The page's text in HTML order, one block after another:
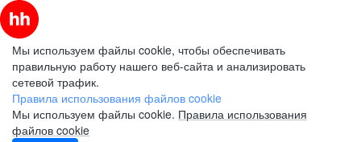
Мы используем файлы cookie, чтобы обеспечивать
правильную работу нашего веб-сайта и анализировать
сетевой трафик.
Правила использования файлов cookie
Мы используем файлы cookie. Правила использования
файлов cookie